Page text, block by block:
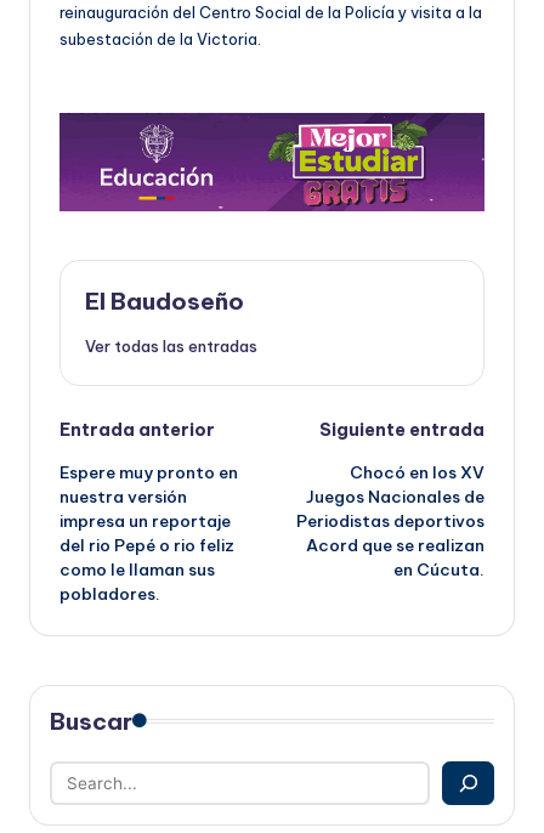
reinauguración del Centro Social de la Policía y visita a la
subestación de la Victoria.
El Baudoseño
Ver todas las entradas
Navegación
de
entradas
Entrada anterior
Espere muy pronto en
nuestra versión
impresa un reportaje
del rio Pepé o rio feliz
como le llaman sus
pobladores.
Siguiente entrada
Chocó en los XV
Juegos Nacionales de
Periodistas deportivos
Acord que se realizan
en Cúcuta.
Buscar